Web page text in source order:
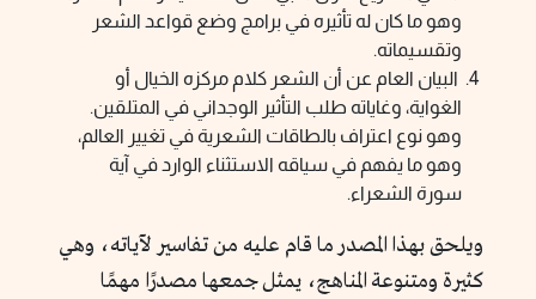
وهو ما كان له تأثيره في برامج وضع قواعد الشعر
وتقسيماته.
البيان العام عن أن الشعر كلام مركزه الخيال أو
الغواية، وغاياته طلب التأثير الوجداني في المتلقين.
وهو نوع اعتراف بالطاقات الشعرية في تغيير العالم،
وهو ما يفهم في سياقه الاستثناء الوارد في آية
سورة الشعراء.
ويلحق بهذا المصدر ما قام عليه من تفاسير لآياته، وهي
كثيرة ومتنوعة المناهج، يمثل جمعها مصدرًا مهمًا